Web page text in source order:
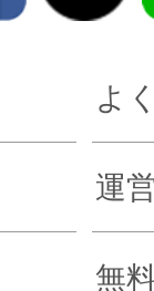
よ
運
無